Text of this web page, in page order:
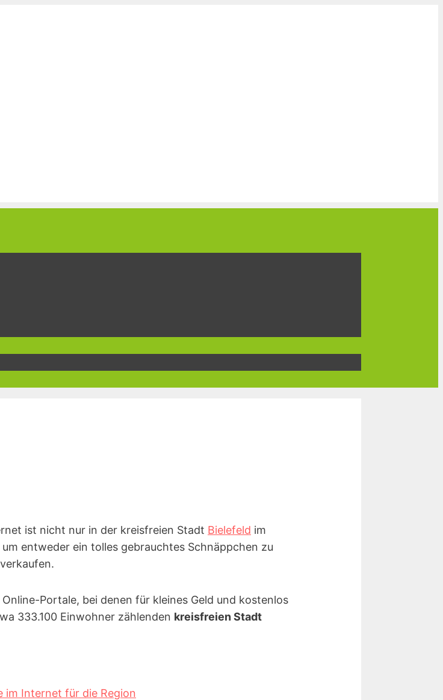
ist nicht nur in der kreisfreien Stadt Bielefeld im
entweder ein tolles gebrauchtes Schnäppchen zu
Portale, bei denen für kleines Geld und kostenlos
333.100 Einwohner zählenden kreisfreien Stadt
im Internet für die Region